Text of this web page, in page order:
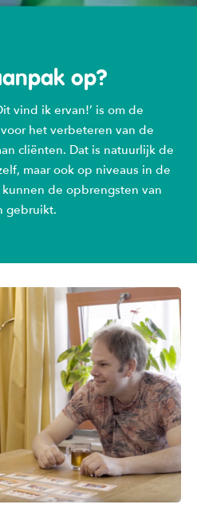
op?
vind ik ervan!’ is om de
het verbeteren van de
cliënten. Dat is natuurlijk de
maar ook op niveaus in de
de opbrengsten van
gebruikt.